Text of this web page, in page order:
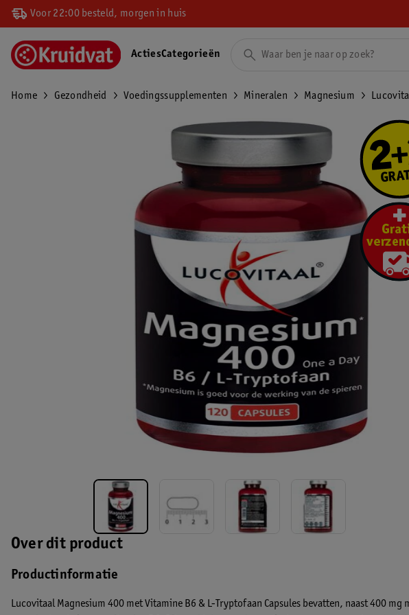
Voor 22:00 besteld, morgen in huis
ActiesCategorieën
Home Gezondheid Voedingssupplementen Mineralen Magnesium
Over dit product
Productinformatie
Lucovitaal Magnesium 400 met Vitamine B6 & L-Tryptofaan Capsules bevatten, naast 400 mg